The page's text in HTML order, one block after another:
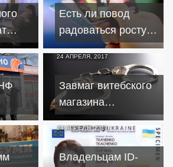
Есть ли повод
радоваться росту
потребительского
кредитования в
Украине
24 АПРЕЛЯ, 2017
Завмаг витебского
магазина
присваивала
платежи по
кредитам
24 АПРЕЛЯ, 2017
Владельцам ID-